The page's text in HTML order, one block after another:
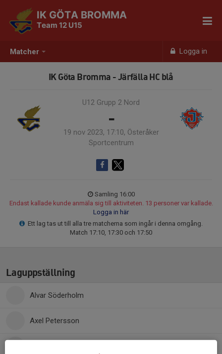
Matcher Logga in
IK GÖTA BROMMA
Team 12 U15
IK Göta Bromma - Järfälla HC blå
U12 Grupp 2 Nord
-
19 nov 2023, 17:10, Österåker
Sportcentrum
Samling 16:00
Endast kallade kunde anmäla sig till aktiviteten. 13 personer var kallade.
Logga in här
Ett lag tas ut till alla tre matcherna som ingår i denna omgång.
Match 17:10, 17:30 och 17:50
Laguppställning
Alvar Söderholm
Axel Petersson